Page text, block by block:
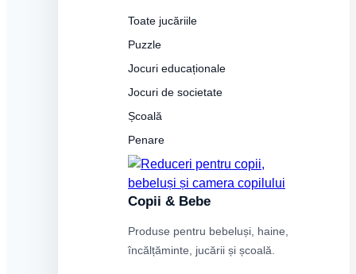
Toate jucăriile
Puzzle
Jocuri educaționale
Jocuri de societate
Școală
Penare
Copii & Bebe
Produse pentru bebeluși, haine,
încălțăminte, jucării și școală.